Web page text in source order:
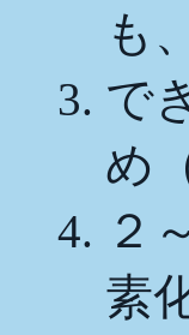
も
で
め
２
素